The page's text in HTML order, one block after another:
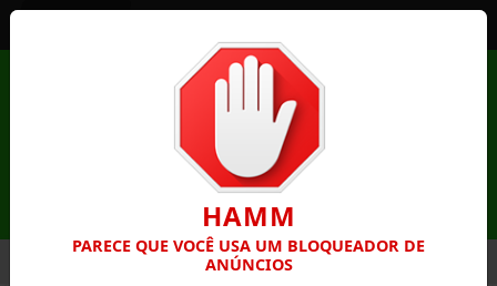
DE MANDAGUAÇU ESTÁ COM INSCRIÇÕES ABERTAS
HAMM
PARECE QUE VOCÊ USA UM BLOQUEADOR DE
ANÚNCIOS